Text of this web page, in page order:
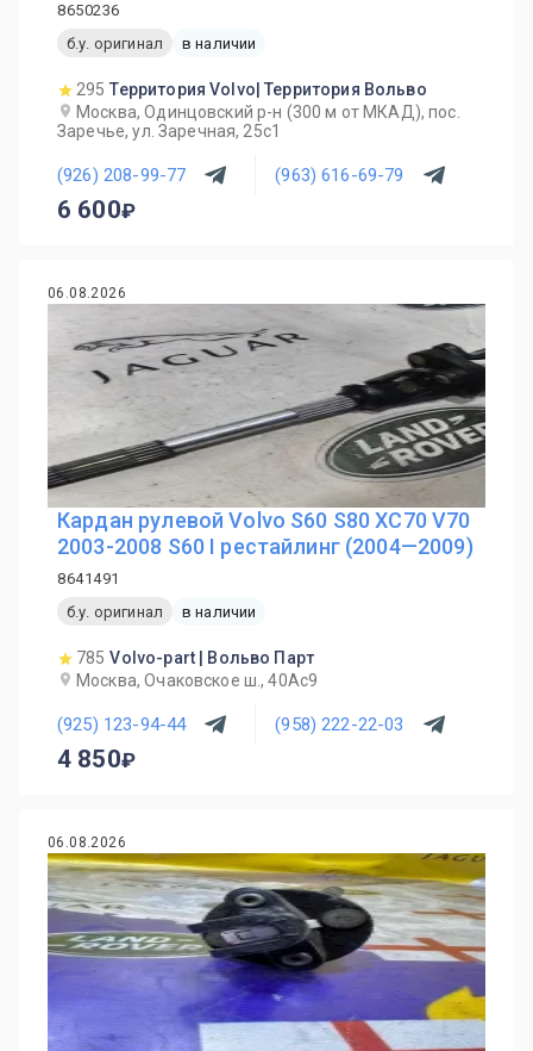
8650236
б.у. оригинал
в наличии
295 Территория Volvo| Территория Вольво
Москва, Одинцовский р-н (300 м от МКАД), пос.
Заречье, ул. Заречная, 25с1
(926) 208-99-77 (963) 616-69-79
6 600
06.08.2026
Кардан рулевой Volvo S60 S80 XC70 V70
2003-2008 S60 I рестайлинг (2004—2009)
8641491
б.у. оригинал
в наличии
785 Volvo-part | Вольво Парт
Москва, Очаковское ш., 40Ас9
(925) 123-94-44 (958) 222-22-03
4 850
06.08.2026